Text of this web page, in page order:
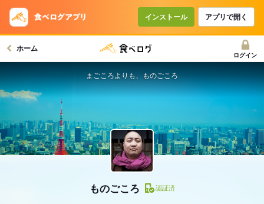
インストール アプリで開く
ホーム
ログイン
ものごころ 認証済
まごころよりも、ものごころ